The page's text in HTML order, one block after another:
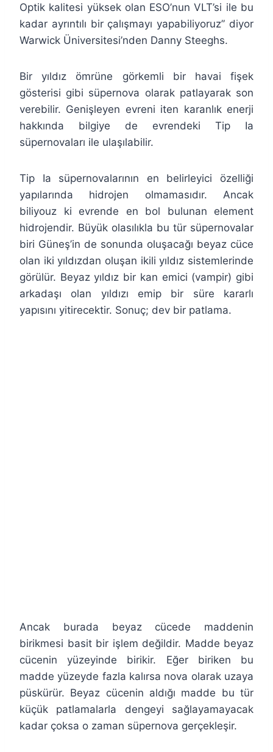
Optik kalitesi yüksek olan ESO’nun VLT’si ile bu
kadar ayrıntılı bir çalışmayı yapabiliyoruz” diyor
Warwick Üniversitesi’nden Danny Steeghs.
Bir yıldız ömrüne görkemli bir havai fişek
gösterisi gibi süpernova olarak patlayarak son
verebilir. Genişleyen evreni iten karanlık enerji
hakkında bilgiye de evrendeki Tip Ia
süpernovaları ile ulaşılabilir.
Tip Ia süpernovalarının en belirleyici özelliği
yapılarında hidrojen olmamasıdır. Ancak
biliyouz ki evrende en bol bulunan element
hidrojendir. Büyük olasılıkla bu tür süpernovalar
biri Güneş’in de sonunda oluşacağı beyaz cüce
olan iki yıldızdan oluşan ikili yıldız sistemlerinde
görülür. Beyaz yıldız bir kan emici (vampir) gibi
arkadaşı olan yıldızı emip bir süre kararlı
yapısını yitirecektir. Sonuç; dev bir patlama.
Ancak burada beyaz cücede maddenin
birikmesi basit bir işlem değildir. Madde beyaz
cücenin yüzeyinde birikir. Eğer biriken bu
madde yüzeyde fazla kalırsa nova olarak uzaya
püskürür. Beyaz cücenin aldığı madde bu tür
küçük patlamalarla dengeyi sağlayamayacak
kadar çoksa o zaman süpernova gerçekleşir.